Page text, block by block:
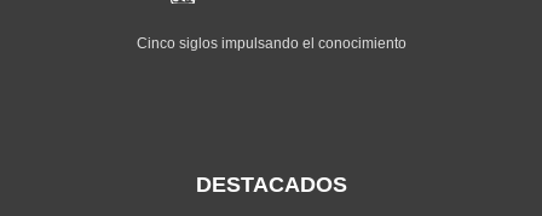
Cinco siglos impulsando el conocimiento
DESTACADOS